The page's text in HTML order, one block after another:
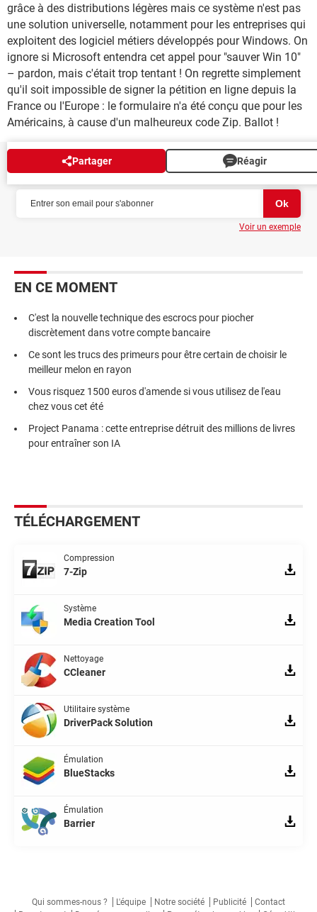
grâce à des distributions légères mais ce système n'est pas
une solution universelle, notamment pour les entreprises qui
exploitent des logiciel métiers développés pour Windows. On
ignore si Microsoft entendra cet appel pour "sauver Win 10"
– pardon, mais c'était trop tentant ! On regrette simplement
qu'il soit impossible de signer la pétition en ligne depuis la
France ou l'Europe : le formulaire n'a été conçu que pour les
Américains, à cause d'un malheureux code Zip. Ballot !
Partager Réagir
NEWSLETTER
Voir un exemple
EN CE MOMENT
C'est la nouvelle technique des escrocs pour piocher
discrètement dans votre compte bancaire
Ce sont les trucs des primeurs pour être certain de choisir le
meilleur melon en rayon
Vous risquez 1500 euros d'amende si vous utilisez de l'eau
chez vous cet été
Project Panama : cette entreprise détruit des millions de livres
pour entraîner son IA
TÉLÉCHARGEMENT
Compression
7-Zip
Système
Media Creation Tool
Nettoyage
CCleaner
Utilitaire système
DriverPack Solution
Émulation
BlueStacks
Émulation
Barrier
Qui sommes-nous ? L'équipe Notre société Publicité
Contact